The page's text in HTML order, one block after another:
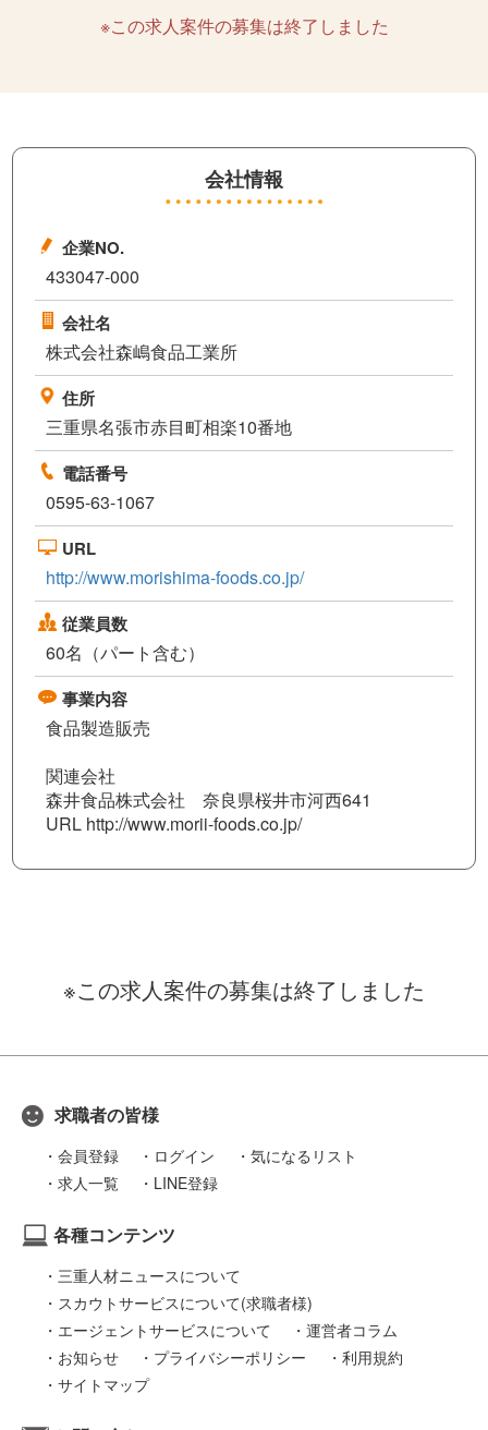
※この求人案件の募集は終了しました
会社情報
企業NO.
433047-000
会社名
株式会社森嶋食品工業所
住所
三重県名張市赤目町相楽10番地
電話番号
0595-63-1067
URL
http://www.morishima-foods.co.jp/
従業員数
60名（パート含む）
事業内容
食品製造販売
関連会社
森井食品株式会社 奈良県桜井市河西641
URL http://www.morii-foods.co.jp/
※この求人案件の募集は終了しました
求職者の皆様
会員登録 ログイン
気になるリスト
求人一覧
LINE登録
各種コンテンツ
三重人材ニュースについて
スカウトサービスについて(求職者様)
エージェントサービスについて
運営者コラム
お知らせ
プライバシーポリシー
利用規約
サイトマップ